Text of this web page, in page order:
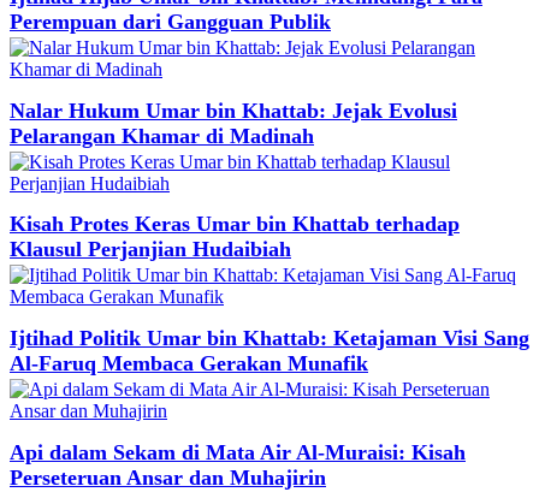
Perempuan dari Gangguan Publik
Nalar Hukum Umar bin Khattab: Jejak Evolusi
Pelarangan Khamar di Madinah
Kisah Protes Keras Umar bin Khattab terhadap
Klausul Perjanjian Hudaibiah
Ijtihad Politik Umar bin Khattab: Ketajaman Visi Sang
Al-Faruq Membaca Gerakan Munafik
Api dalam Sekam di Mata Air Al-Muraisi: Kisah
Perseteruan Ansar dan Muhajirin